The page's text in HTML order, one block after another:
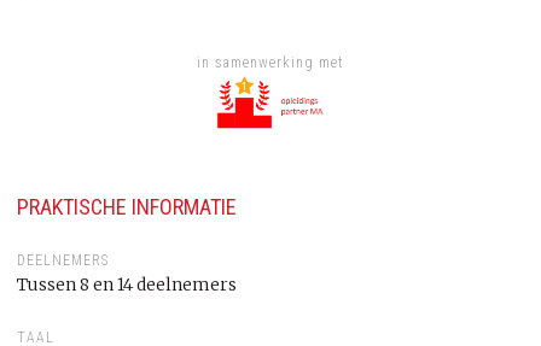
in samenwerking met
PRAKTISCHE INFORMATIE
DEELNEMERS
Tussen 8 en 14 deelnemers
TAAL